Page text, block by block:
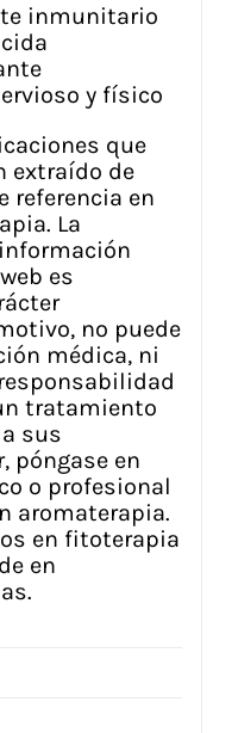
inmunitario
y físico
que
extraído de
referencia en
La
es
no puede
médica, ni
tratamiento
sus
póngase en
o profesional
aromaterapia.
en fitoterapia
en